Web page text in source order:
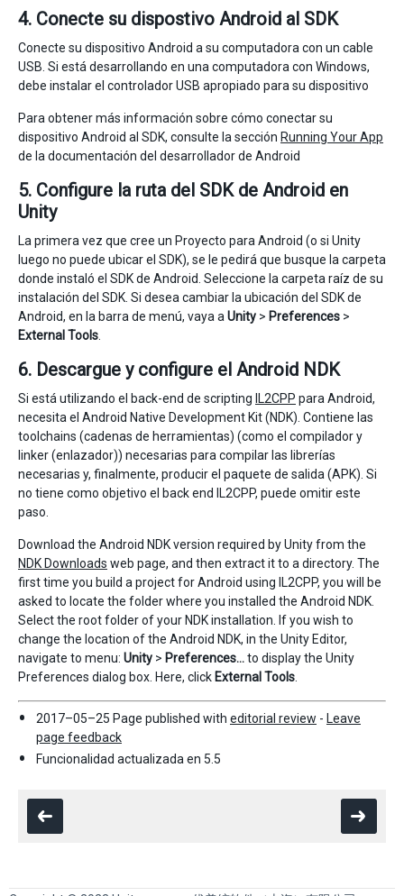
4. Conecte su dispostivo Android al SDK
Conecte su dispositivo Android a su computadora con un cable
USB. Si está desarrollando en una computadora con Windows,
debe instalar el controlador USB apropiado para su dispositivo
Para obtener más información sobre cómo conectar su
dispositivo Android al SDK, consulte la sección Running Your App
de la documentación del desarrollador de Android
5. Configure la ruta del SDK de Android en
Unity
La primera vez que cree un Proyecto para Android (o si Unity
luego no puede ubicar el SDK), se le pedirá que busque la carpeta
donde instaló el SDK de Android. Seleccione la carpeta raíz de su
instalación del SDK. Si desea cambiar la ubicación del SDK de
Android, en la barra de menú, vaya a Unity > Preferences >
External Tools
6. Descargue y configure el Android NDK
Si está utilizando el back-end de scripting IL2CPP para Android,
necesita el Android Native Development Kit (NDK). Contiene las
toolchains (cadenas de herramientas) (como el compilador y
linker (enlazador)) necesarias para compilar las librerías
necesarias y, finalmente, producir el paquete de salida (APK). Si
no tiene como objetivo el back end IL2CPP, puede omitir este
paso.
Download the Android NDK version required by Unity from the
NDK Downloads web page, and then extract it to a directory. The
first time you build a project for Android using IL2CPP, you will be
asked to locate the folder where you installed the Android NDK.
Select the root folder of your NDK installation. If you wish to
change the location of the Android NDK, in the Unity Editor,
navigate to menu: Unity > Preferences…to display the Unity
Preferences dialog box. Here, click External Tools
2017–05–25 Page published with editorial review - Leave
page feedback
Funcionalidad actualizada en 5.5